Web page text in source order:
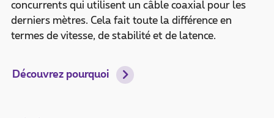
concurrents qui utilisent un câble coaxial pour les
derniers mètres. Cela fait toute la différence en
termes de vitesse, de stabilité et de latence.
Découvrez pourquoi